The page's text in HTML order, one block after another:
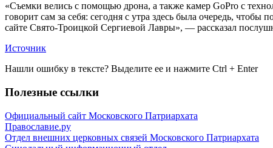
«Съемки велись с помощью дрона, а также камер GoPro с
говорит сам за себя: сегодня с утра здесь была очередь,
сайте Свято-Троицкой Сергиевой Лавры», — рассказал
Источник
Нашли ошибку в тексте? Выделите ее и нажмите Ctrl + Enter
Полезные ссылки
Официальный сайт Московского Патриархата
Православие.ру
Отдел внешних церковных связей Московского Патриархата